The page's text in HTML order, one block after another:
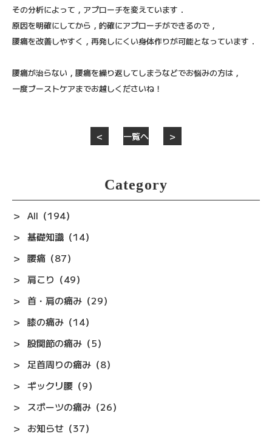
その分析によって，アプローチを変えています．
原因を明確にしてから，的確にアプローチができるので，
腰痛を改善しやすく，再発しにくい身体作りが可能となっています．
腰痛が治らない，腰痛を繰り返してしまうなどでお悩みの方は，
一度ブーストケアまでお越しくださいね！
＜ 一覧へ ＞
Category
All（194）
基礎知識（14）
腰痛（87）
肩こり（49）
首・肩の痛み（29）
膝の痛み（14）
股関節の痛み（5）
足首周りの痛み（8）
ギックリ腰（9）
スポーツの痛み（26）
お知らせ（37）